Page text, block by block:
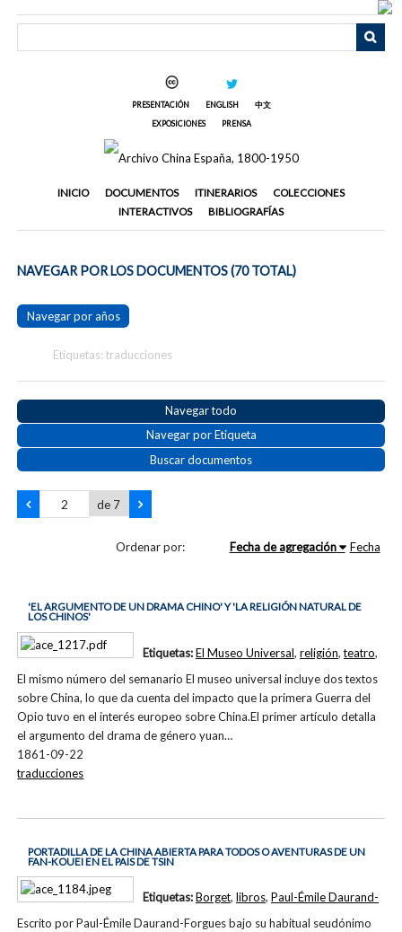
PRESENTACIÓN ENGLISH
中文
EXPOSICIONES
PRENSA
INICIO DOCUMENTOS ITINERARIOS
COLECCIONES
INTERACTIVOS
BIBLIOGRAFÍAS
NAVEGAR POR LOS DOCUMENTOS (70 TOTAL)
Navegar por años
Etiquetas: traducciones
Navegar todo
Navegar por Etiqueta
Buscar documentos
de 7
Ordenar por: Fecha de agregación Fecha
'EL ARGUMENTO DE UN DRAMA CHINO' Y 'LA RELIGIÓN NATURAL DE
LOS CHINOS'
El mismo número del semanario El museo universal incluye dos textos
sobre China, lo que da cuenta del impacto que la primera Guerra del
Opio tuvo en el interés europeo sobre China.El primer artículo detalla
el argumento del drama de género yuan…
1861-09-22
Etiquetas:El Museo Universal, religión,teatro,
traducciones
PORTADILLA DE LA CHINA ABIERTA PARA TODOS O AVENTURAS DE UN
FAN-KOUEI EN EL PAIS DE TSIN
Escrito por Paul-Émile Daurand-Forgues bajo su habitual seudónimo
Etiquetas:Borget, libros, Paul-Émile Daurand-